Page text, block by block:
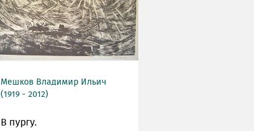
Мешков Владимир Ильич
(1919 - 2012)
В пургу.